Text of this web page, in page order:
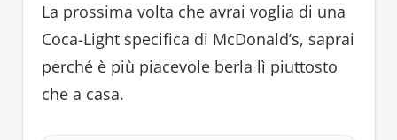
La prossima volta che avrai voglia di una
Coca-Light specifica di McDonald’s, saprai
perché è più piacevole berla lì piuttosto
che a casa.